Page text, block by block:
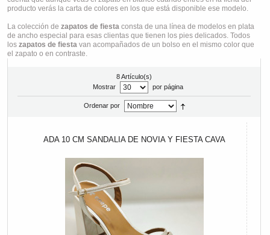
producto verás la carta de colores en los que está disponible ese modelo.
La colección de zapatos de fiesta consta de una línea de modelos en plata
de ancho especial para esas clientas que tienen los pies delicados. Todos
los zapatos de fiesta van acompañados de un bolso en el mismo color que
el zapato o en contraste.
8 Artículo(s)
Mostrar
por página
Ordenar por
ADA 10 CM SANDALIA DE NOVIA Y FIESTA CAVA